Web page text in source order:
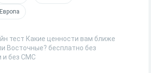
тест Какие ценности вам ближе
Восточные? бесплатно без
и без СМС